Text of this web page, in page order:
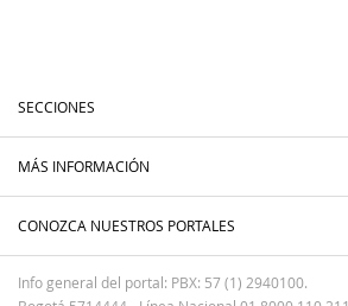
SECCIONES
MÁS INFORMACIÓN
CONOZCA NUESTROS PORTALES
Info general del portal: PBX: 57 (1) 2940100.